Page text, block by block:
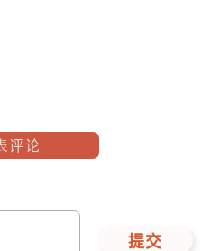
评论
提交